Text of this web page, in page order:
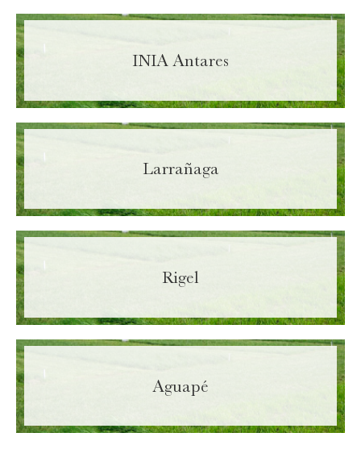
INIA Antares
Larrañaga
Rigel
Aguapé